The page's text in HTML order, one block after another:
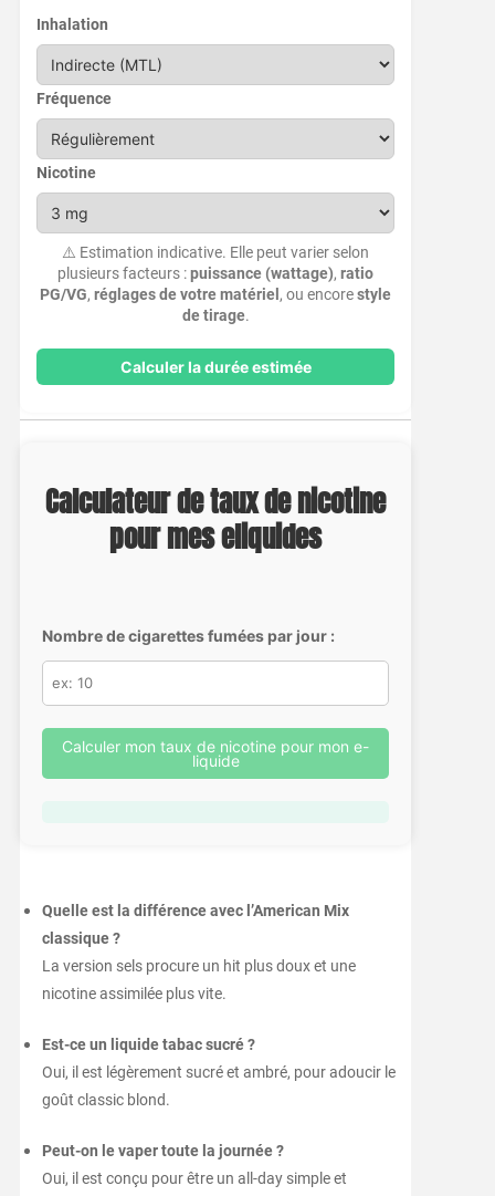
Inhalation
Fréquence
Nicotine
⚠️ Estimation indicative. Elle peut varier selon
plusieurs facteurs :puissance (wattage),ratio
PG/VG,réglages de votre matériel , ou encorestyle
de tirage.
Calculer la durée estimée
Calculateur de taux de nicotine
pour mes eliquides
Nombre de cigarettes fumées par jour :
Calculer mon taux de nicotine pour mon e-
liquide
Quelle est la différence avec l’American Mix
classique ?
La version sels procure un hit plus doux et une
nicotine assimilée plus vite.
Est-ce un liquide tabac sucré ?
Oui, il est légèrement sucré et ambré, pour adoucir le
goût classic blond.
Peut-on le vaper toute la journée ?
Oui, il est conçu pour être un all-day simple et